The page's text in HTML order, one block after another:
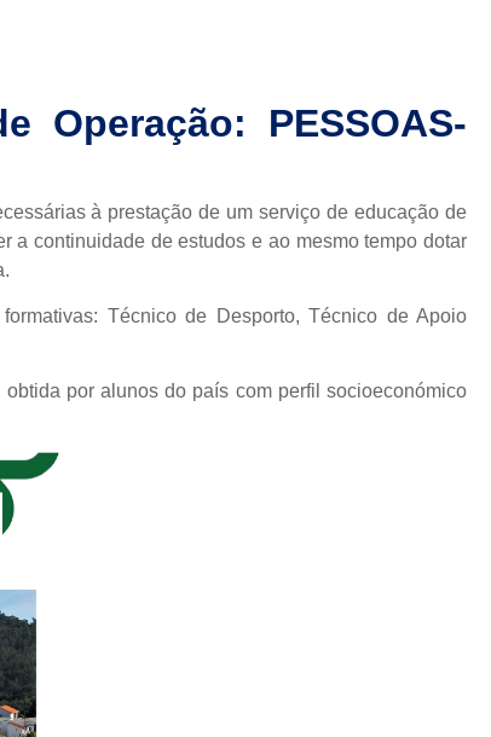
Operação: PESSOAS-
à prestação de um serviço de educação de
a continuidade de estudos e ao mesmo tempo dotar
Técnico de Desporto, Técnico de Apoio
por alunos do país com perfil socioeconómico